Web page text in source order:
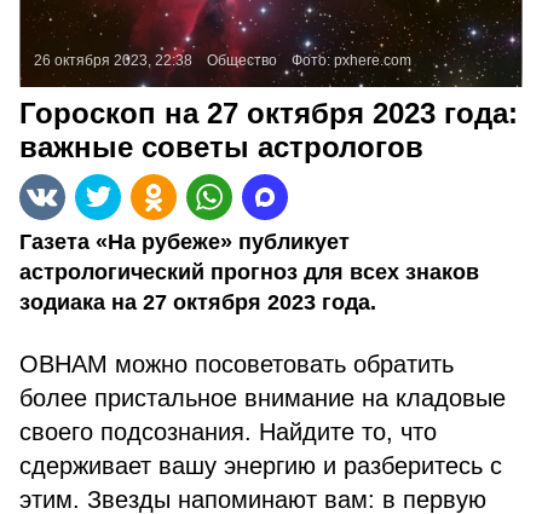
26 октября 2023, 22:38 Общество Фото: pxhere.com
Гороскоп на 27 октября 2023 года:
важные советы астрологов
Газета «На рубеже» публикует
астрологический прогноз для всех знаков
зодиака на 27 октября 2023 года.
ОВНАМ можно посоветовать обратить
более пристальное внимание на кладовые
своего подсознания. Найдите то, что
сдерживает вашу энергию и разберитесь с
этим. Звезды напоминают вам: в первую